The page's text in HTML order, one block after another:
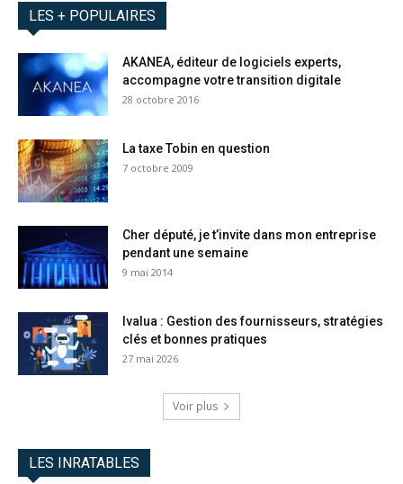
LES + POPULAIRES
AKANEA, éditeur de logiciels experts,
accompagne votre transition digitale
28 octobre 2016
La taxe Tobin en question
7 octobre 2009
Cher député, je t’invite dans mon entreprise
pendant une semaine
9 mai 2014
Ivalua : Gestion des fournisseurs, stratégies
clés et bonnes pratiques
27 mai 2026
Voir plus
LES INRATABLES